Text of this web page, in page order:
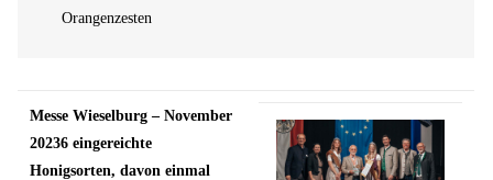
Orangenzesten
Messe Wieselburg – November
20236 eingereichte
Honigsorten, davon einmal